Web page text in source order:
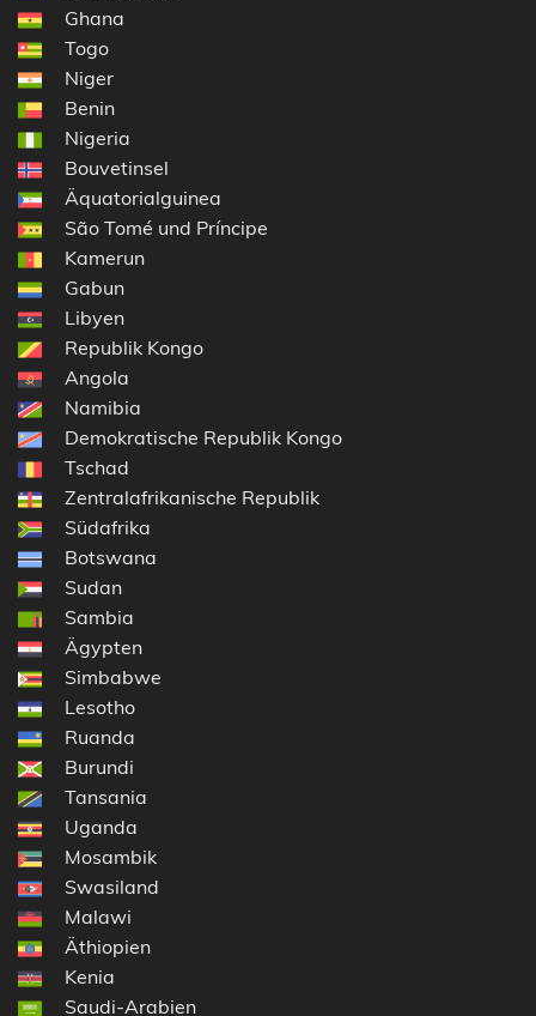
Ghana
Togo
Niger
Benin
Nigeria
Bouvetinsel
Äquatorialguinea
São Tomé und Príncipe
Kamerun
Gabun
Libyen
Republik Kongo
Angola
Namibia
Demokratische Republik Kongo
Tschad
Zentralafrikanische Republik
Südafrika
Botswana
Sudan
Sambia
Ägypten
Simbabwe
Lesotho
Ruanda
Burundi
Tansania
Uganda
Mosambik
Swasiland
Malawi
Äthiopien
Kenia
Saudi-Arabien